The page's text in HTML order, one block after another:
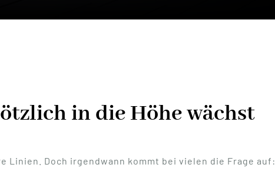
in die Höhe wächst
Linien. Doch irgendwann kommt bei vielen die Frage auf: